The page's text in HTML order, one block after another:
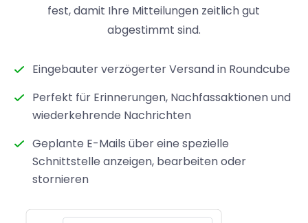
fest, damit Ihre Mitteilungen zeitlich gut
abgestimmt sind.
Eingebauter verzögerter Versand in Roundcube
Perfekt für Erinnerungen, Nachfassaktionen und
wiederkehrende Nachrichten
Geplante E-Mails über eine spezielle
Schnittstelle anzeigen, bearbeiten oder
stornieren